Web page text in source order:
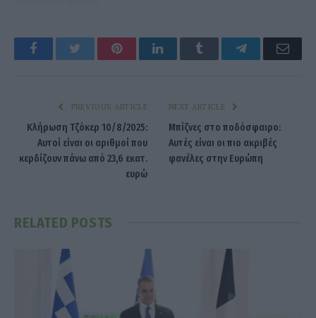
Facebook Twitter PinterestLinkedIn Tumblr Telegram
PREVIOUS ARTICLE
Κλήρωση Τζόκερ 10/8/2025:
Αυτοί είναι οι αριθμοί που
κερδίζουν πάνω από 23,6 εκατ.
ευρώ
NEXT ARTICLE
Μπίζνες στο ποδόσφαιρο:
Αυτές είναι οι πιο ακριβές
φανέλες στην Ευρώπη
RELATED POSTS